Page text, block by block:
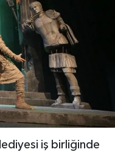
iş birliğinde